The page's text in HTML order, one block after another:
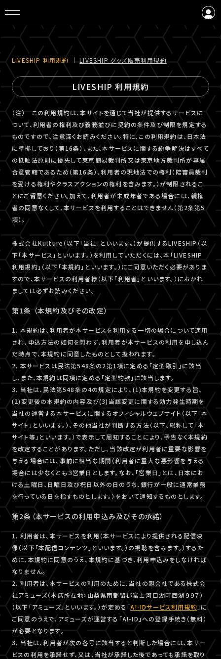
会員登録
LIVESHIP 利⽤規約 ｜LIVESHIP グッズ販売利⽤規約
LIVESHIP 利用規約
（注） この利用規約は、本サイトを通じて当社が提供するサービスに
ついて、利用者の権利及び義務並びに契約の条件及び制限を規定する
ものですので、注意深くお読みください。特に、この利用規約は、日本法
に準拠しており（第16条）、また、本サービスに関する紛争解決はすべて
の抵触法原則に優先して東京簡易裁判所又は東京地方裁判所が専属
合意管轄であるため（第16条）、利用者の現地法での権利（陪審員裁判
を受ける権利やクラスアクションの権利を含みます。）が制限されるこ
とにご留意ください。加えて、利用者が未成年者である場合には、親権
者の同意なくして、本サービスを利用することはできません（第2条第5
項）。
株式会社Kulture（以下「当社」といいます。）が提供するLIVESHIP（以
下「本サービス」といいます。）を利用していただくには、本「LIVESHIP
利用規約」（以下「本規約」といいます。）にご同意いただく必要がありま
すので、本サービスの利用者様（以下「利用者」といいます。）におかれ
ましては必ずお読みください。
第1条 （本規約及びその改定）
1. 本規約は、利用者が本サービスを利用する一切の場合について適用
され、申込方法の如何を問わず、利用者が本サービスの利用を申し込ん
だ時点で、本規約に同意したものとして扱われます。
2. 本サービスは民法第548条の2第1項に定める「定型取引」に該当
し、また、本規約は同項に定める「定型約款」に該当します。
3. 当社は、民法第548条の4の規定により、(1)本規約を変更する旨、
(2)変更後の本規約の内容及び(3)当該変更に関する効力発生時期を
当社の運営する本サービスに関するオフィシャルウェブサイト（以下「本
サイト」といいます。）、その他当社が判断する方法（以下、総称して「本
サイト等」といいます。）で表示して周知することにより、予告なく本規約
を改定することがあります。ただし、当該改定が利用者に重要な影響を
与える場合には、事前に相当な期間（利用者に重大な悪影響を与える
場合には少なくとも３営業日とします。なお、「営業日」とは、日本にお
ける土曜日、日曜日及び祝日以外の日のうち、銀行が一般に通常業務
を行っている日を指すものとします。）をおいて通知するものとします。
第2条（本サービスの利用申込み及びその承諾）
1. 利用者は、本サービスを利用（本サービスにより提供される配信映
像（以下「本配信コンテンツ」といいます。）の視聴を含みます。）するた
めに、本規約に同意のうえ、本規約に基づき、利用申込みをしなければ
なりません。
2. 利用者は、本サービスの利用のために、当社の親会社である株式会
社アミューズ（本店所在地：山梨県南都留郡富士河口湖町西湖９９７）
（以下「アミューズ」といいます。）が定める「A!-IDサービス利用規約」に
ご同意のうえで、アミューズが運営する「A!-ID」への登録手続き（無料）
が必要となります。
3. 当社は、利用者が次の各号に該当すると判断した場合には、本サー
ビスの利用を承諾せず、又は、当社が承諾した後であっても承諾を取り